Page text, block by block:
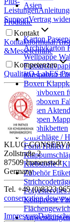
Asien
Produkte
Karton
Archivkarton
Wellpappe
transparent
Boxen
Archivboxen
Stülpboxen
Hülsen
Klappen
Graphikbetten
Umschläge /
FormHüllen
Klebstoffe /
Zubehör
Polyestervlies
Kompresse
Leistungen
SupportVertrag
Kontakt
Kontaktformular
&Messetermine
Kompetenzen
QualitätQ-LabES-
KLUG-
Zollstraße 2
87509 Immenstadt
Germany
Tel. +49 (0)8323
conservation.de
Impressum